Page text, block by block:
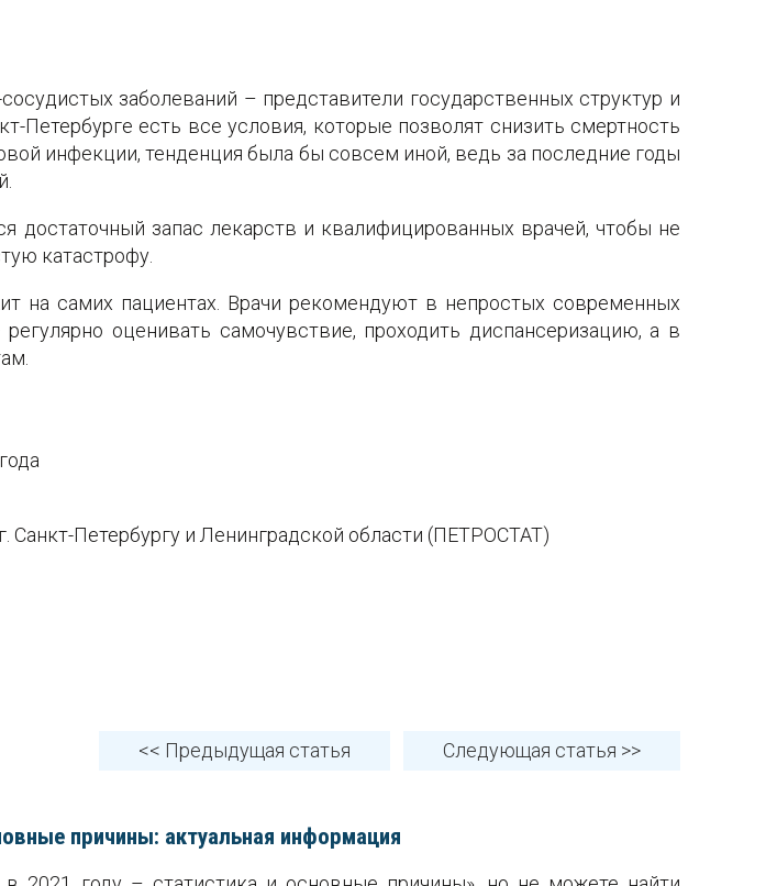
заболеваний – представители государственных структур и
Петербурге есть все условия, которые позволят снизить смертность
инфекции, тенденция была бы совсем иной, ведь за последние годы
запас лекарств и квалифицированных врачей, чтобы не
катастрофу.
на самих пациентах. Врачи рекомендуют в непростых современных
оценивать самочувствие, проходить диспансеризацию, а в
Санкт-Петербургу и Ленинградской области (ПЕТРОСТАТ)
<< Предыдущая статья Следующая статья >>
причины: актуальная информация